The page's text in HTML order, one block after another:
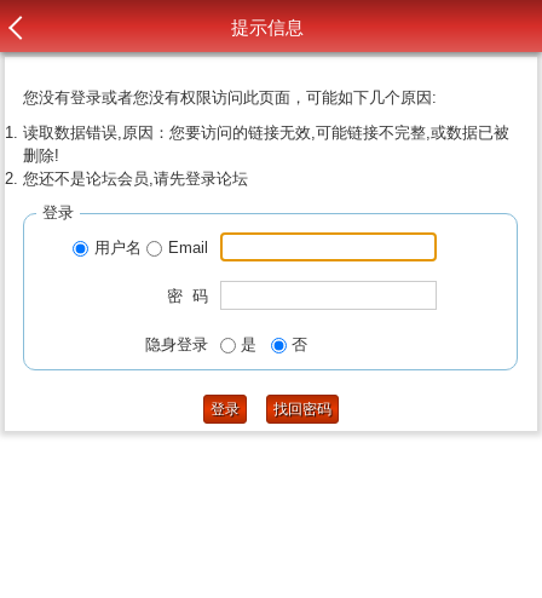
提示信息
您没有登录或者您没有权限访问此页面，可能如下几个原因:
读取数据错误,原因：您要访问的链接无效,可能链接不完整,或数据已被
删除!
您还不是论坛会员,请先登录论坛
登录
用户名
Email
密 码
隐身登录 是 否